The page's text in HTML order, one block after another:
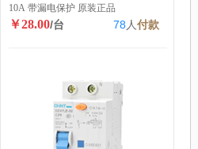
10A 带漏电保护 原装正品
￥28.00/台 78 人付款